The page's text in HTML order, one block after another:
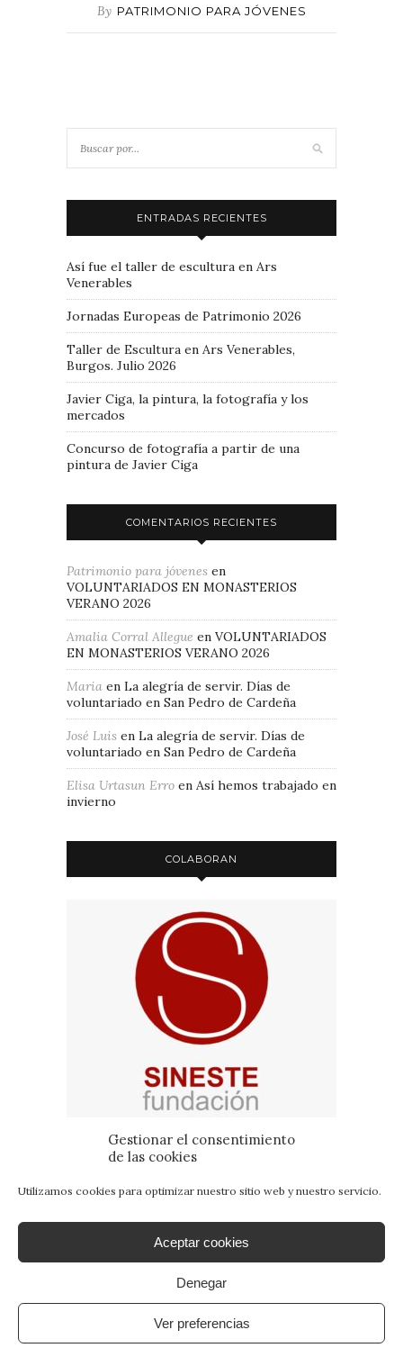
Gestionar el consentimiento
de las cookies
Utilizamos cookies para optimizar nuestro sitio web y nuestro servicio.
Aceptar cookies
Denegar
Ver preferencias
By PATRIMONIO PARA JÓVENES
ENTRADAS RECIENTES
Así fue el taller de escultura en Ars
Venerables
Jornadas Europeas de Patrimonio 2026
Taller de Escultura en Ars Venerables,
Burgos. Julio 2026
Javier Ciga, la pintura, la fotografía y los
mercados
Concurso de fotografía a partir de una
pintura de Javier Ciga
COMENTARIOS RECIENTES
Patrimonio para jóvenes en
VOLUNTARIADOS EN MONASTERIOS
VERANO 2026
Amalia Corral Allegue en VOLUNTARIADOS
EN MONASTERIOS VERANO 2026
Maria en La alegría de servir. Días de
voluntariado en San Pedro de Cardeña
José Luis en La alegría de servir. Días de
voluntariado en San Pedro de Cardeña
Elisa Urtasun Erro en Así hemos trabajado en
invierno
COLABORAN